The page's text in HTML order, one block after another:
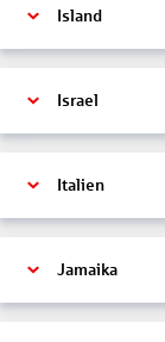
Island
Israel
Italien
Jamaika